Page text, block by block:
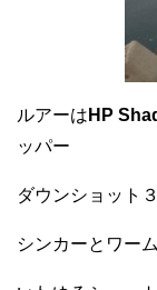
ルアーは HP
ッパー
ダウンショット
シンカーとワー